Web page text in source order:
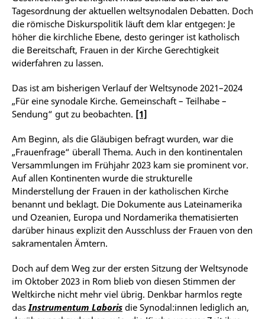
Tagesordnung der aktuellen weltsynodalen Debatten. Doch
die römische Diskurspolitik läuft dem klar entgegen: Je
höher die kirchliche Ebene, desto geringer ist katholisch
die Bereitschaft, Frauen in der Kirche Gerechtigkeit
widerfahren zu lassen.
Das ist am bisherigen Verlauf der Weltsynode 2021–2024
„Für eine synodale Kirche. Gemeinschaft – Teilhabe –
Sendung“ gut zu beobachten. [1]
Am Beginn, als die Gläubigen befragt wurden, war die
„Frauenfrage“ überall Thema. Auch in den kontinentalen
Versammlungen im Frühjahr 2023 kam sie prominent vor.
Auf allen Kontinenten wurde die strukturelle
Minderstellung der Frauen in der katholischen Kirche
benannt und beklagt. Die Dokumente aus Lateinamerika
und Ozeanien, Europa und Nordamerika thematisierten
darüber hinaus explizit den Ausschluss der Frauen von den
sakramentalen Ämtern.
Doch auf dem Weg zur der ersten Sitzung der Weltsynode
im Oktober 2023 in Rom blieb von diesen Stimmen der
Weltkirche nicht mehr viel übrig. Denkbar harmlos regte
dasInstrumentum Laboris die Synodal:innen lediglich an,